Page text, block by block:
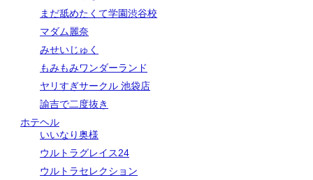
まだ舐めたくて学園渋谷校
マダム麗奈
みせいじゅく
もみもみワンダーランド
ヤリすぎサークル 池袋店
諭吉で二度抜き
ホテヘル
いいなり奥様
ウルトラグレイス24
ウルトラセレクション